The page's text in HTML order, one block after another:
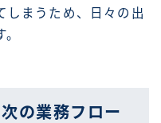
しまうため、日々の出
の業務フロー